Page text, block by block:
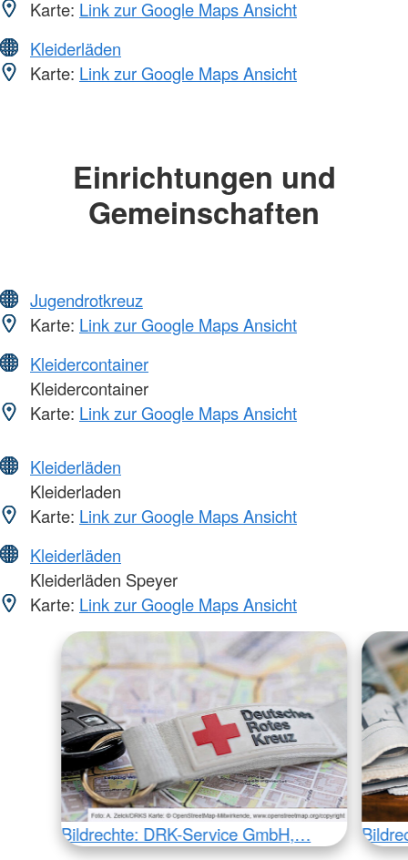
Karte: Link zur Google Maps Ansicht
Kleiderläden
Karte: Link zur Google Maps Ansicht
Einrichtungen und
Gemeinschaften
Jugendrotkreuz
Karte: Link zur Google Maps Ansicht
Kleidercontainer
Kleidercontainer
Karte: Link zur Google Maps Ansicht
Kleiderläden
Kleiderladen
Karte: Link zur Google Maps Ansicht
Kleiderläden
Kleiderläden Speyer
Karte: Link zur Google Maps Ansicht
Bildrechte: DRK-Service GmbH,…